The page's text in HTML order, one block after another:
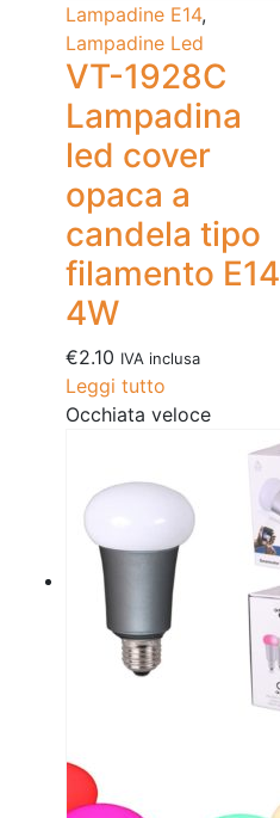
Lampadine E14,
Lampadine Led
VT-1928C
Lampadina
led cover
opaca a
candela tipo
filamento E14
4W
€2.10 IVA inclusa
Leggi tutto
Occhiata veloce